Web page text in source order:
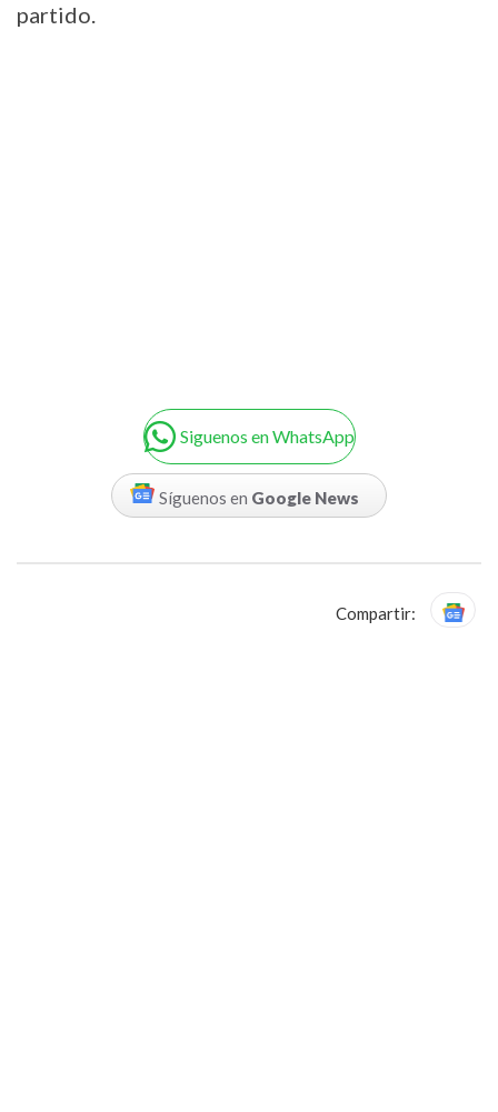
partido.
Siguenos en WhatsApp
Síguenos en Google News
Compartir: